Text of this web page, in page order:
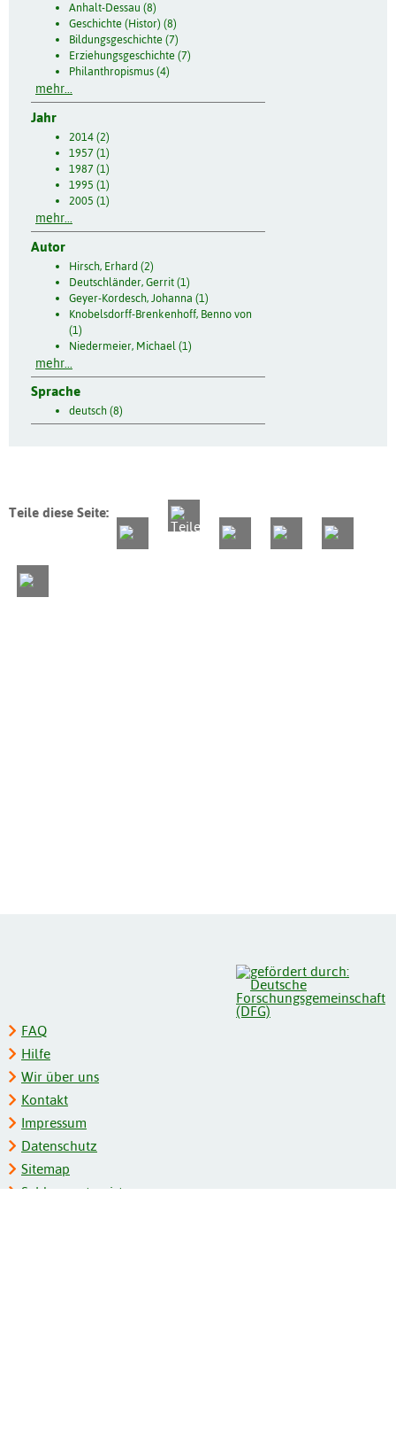
Anhalt-Dessau (8)
Geschichte (Histor) (8)
Bildungsgeschichte (7)
Erziehungsgeschichte (7)
Philanthropismus (4)
mehr...
Jahr
2014 (2)
1957 (1)
1987 (1)
1995 (1)
2005 (1)
mehr...
Autor
Hirsch, Erhard (2)
Deutschländer, Gerrit (1)
Geyer-Kordesch, Johanna (1)
Knobelsdorff-Brenkenhoff, Benno von
(1)
Niedermeier, Michael (1)
mehr...
Sprache
deutsch (8)
Teile diese Seite:
FAQ
Hilfe
Wir über uns
Kontakt
Impressum
Datenschutz
Sitemap
Schlagwortregister